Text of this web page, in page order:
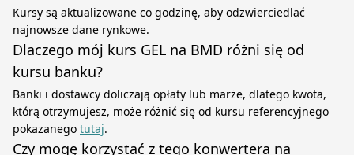
Kursy są aktualizowane co godzinę, aby odzwierciedlać
najnowsze dane rynkowe.
Dlaczego mój kurs GEL na BMD różni się od
kursu banku?
Banki i dostawcy doliczają opłaty lub marże, dlatego kwota,
którą otrzymujesz, może różnić się od kursu referencyjnego
pokazanego tutaj.
Czy mogę korzystać z tego konwertera na